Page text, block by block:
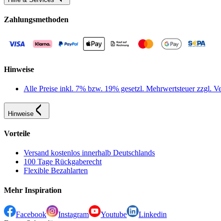
Zahlungsmethoden
Hinweise
Alle Preise inkl. 7% bzw. 19% gesetzl. Mehrwertsteuer zzgl.
Hinweise
Vorteile
Versand kostenlos innerhalb Deutschlands
100 Tage Rückgaberecht
Flexible Bezahlarten
Mehr Inspiration
Facebook Instagram Youtube
Linkedin